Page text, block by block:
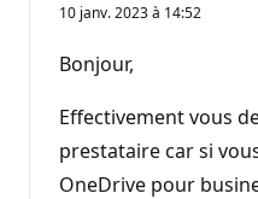
10 janv. 2023 à 14:52
Bonjour,
Effectivement vous
prestataire car si
OneDrive pour